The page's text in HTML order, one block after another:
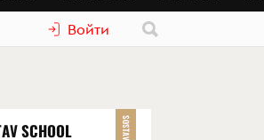
Войти